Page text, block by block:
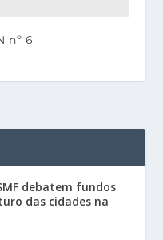
nº 6
debatem fundos
das cidades na